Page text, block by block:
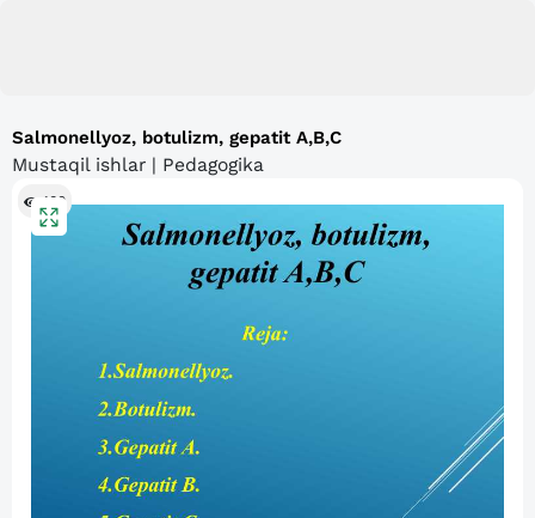
Salmonellyoz, botulizm, gepatit A,B,C
Mustaqil ishlar | Pedagogika
100